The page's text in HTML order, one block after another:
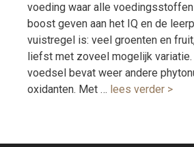
voeding waar alle
boost geven aan het IQ en de
vuistregel is: veel groenten en
liefst met zoveel mogelijk variatie.
voedsel bevat weer andere
oxidanten. Met … lees verder >